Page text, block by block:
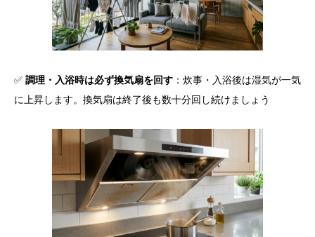
✅ 調理・入浴時は必ず換気扇を回す ：炊事・入浴後は湿気が一気
に上昇します。換気扇は終了後も数十分回し続けましょう